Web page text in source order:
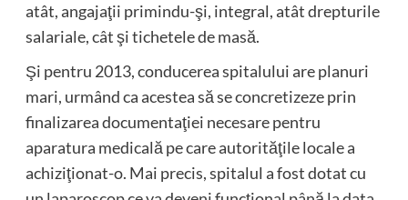
atât, angajaţii primindu-şi, integral, atât drepturile
salariale, cât şi tichetele de masă.
Şi pentru 2013, conducerea spitalului are planuri
mari, urmând ca acestea să se concretizeze prin
finalizarea documentaţiei necesare pentru
aparatura medicală pe care autorităţile locale a
achiziţionat-o. Mai precis, spitalul a fost dotat cu